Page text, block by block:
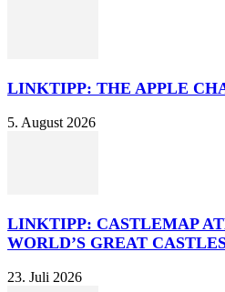
LINKTIPP: THE APPLE
5. August 2026
LINKTIPP: CASTLEMAP
WORLD’S GREAT
23. Juli 2026